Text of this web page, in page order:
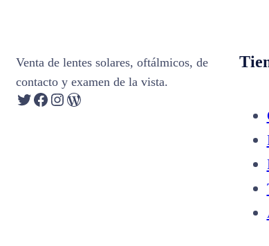
Venta de lentes solares, oftálmicos, de
contacto y examen de la vista.
Twitter Facebook Instagram WordPress